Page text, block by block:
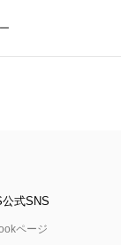
式SNS
ページ